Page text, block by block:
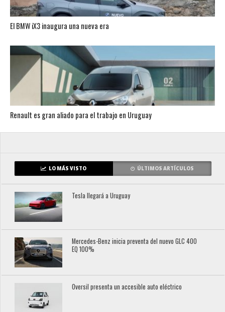
El BMW iX3 inaugura una nueva era
Renault es gran aliado para el trabajo en Uruguay
LO MÁS VISTO ÚLTIMOS ARTÍCULOS
Tesla llegará a Uruguay
Mercedes-Benz inicia preventa del nuevo GLC 400
EQ 100%
Oversil presenta un accesible auto eléctrico